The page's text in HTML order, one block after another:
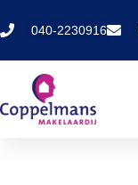
040-2230916